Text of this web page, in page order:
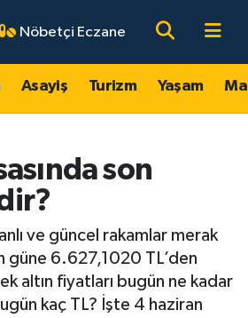
Nöbetçi Eczane
Asayiş Turizm Yaşam
son
ve güncel rakamlar merak
güne 6.627,1020 TL’den
altın fiyatları bugün ne kadar
kaç TL? İşte 4 haziran
Eczaneler
Vakitleri
Haritası
Durumu ve Fikstür